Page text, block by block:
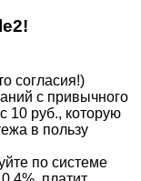
согласия!)
с привычного
10 руб., которую
в пользу
по cистеме